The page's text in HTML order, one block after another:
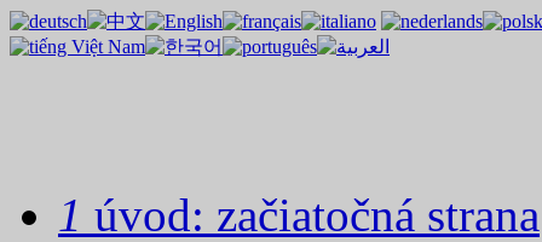
1 úvod: začiatočná strana